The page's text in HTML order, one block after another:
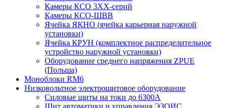
Камеры КСО 3ХХ-серий
Камеры КСО-ШВВ
Ячейка ЯКНО (ячейка карьерная наружной
установки)
Ячейка КРУН (комплектное распределительное
устройство наружной установки)
Оборудование среднего напряжения ZPUE
(Польша)
Моноблоки RM6
Низковольтное электрощитовое оборудование
Силовые щиты на токи до 6300А
Щит автоматики и управления ЭЗОИС